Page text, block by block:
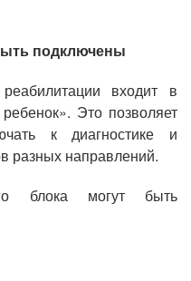
подключены
входит в
Это позволяет
к диагностике и
разных направлений.
блока могут быть